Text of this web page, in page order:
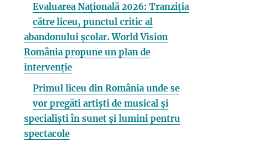
Evaluarea Națională 2026: Tranziția
către liceu, punctul critic al
abandonului școlar. World Vision
România propune un plan de
intervenție
Primul liceu din România unde se
vor pregăti artiști de musical și
specialiști în sunet și lumini pentru
spectacole